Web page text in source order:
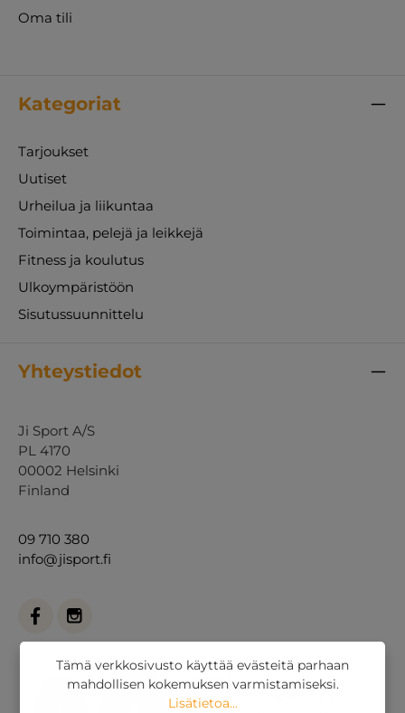
Oma tili
Kategoriat
Tarjoukset
Uutiset
Urheilua ja liikuntaa
Toimintaa, pelejä ja leikkejä
Fitness ja koulutus
Ulkoympäristöön
Sisutussuunnittelu
Yhteystiedot
Ji Sport A/S
PL 4170
00002 Helsinki
Finland
09 710 380
info@jisport.fi
Tämä verkkosivusto käyttää evästeitä parhaan
mahdollisen kokemuksen varmistamiseksi.
Lisätietoa...